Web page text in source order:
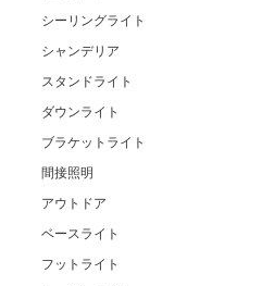
シーリングライト
シャンデリア
スタンドライト
ダウンライト
ブラケットライト
間接照明
アウトドア
ベースライト
フットライト